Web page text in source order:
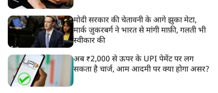
मोदी सरकार की चेतावनी के आगे झुका मेटा,
मार्क ज़ुकरबर्ग ने भारत से मांगी माफ़ी, गलती भी
स्वीकार की
अब ₹2,000 से ऊपर के UPI पेमेंट पर लग
सकता है चार्ज, आम आदमी पर क्या होगा असर?